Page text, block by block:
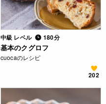
中級 レベル 180分
基本のクグロフ
cuocaのレシピ
202